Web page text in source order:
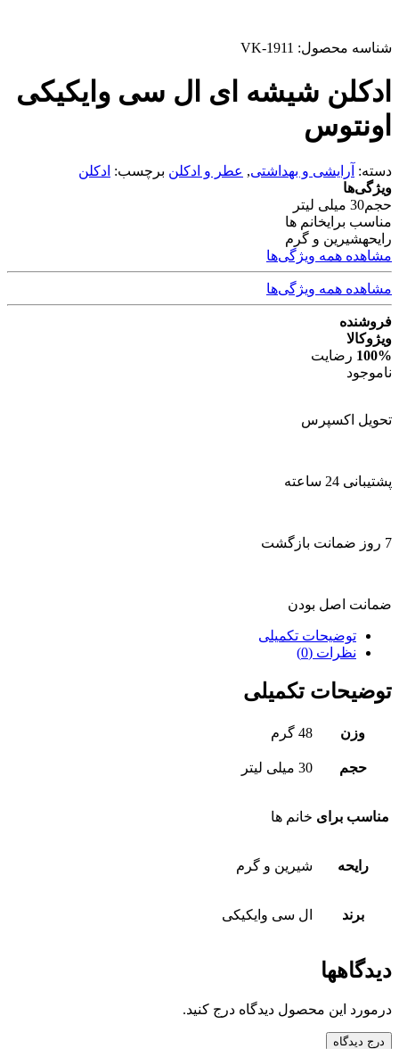
شناسه محصول: VK-1911
ادکلن شیشه ای ال سی وایکیکی
اونتوس
دسته: آرایشی و بهداشتی, عطر و ادکلن برچسب: ادکلن
ویژگی‌ها
حجم30 میلی لیتر
مناسب برایخانم ها
رایحهشیرین و گرم
مشاهده همه ویژگی‌ها
مشاهده همه ویژگی‌ها
فروشنده
ویژوکالا
100% رضایت
ناموجود
تحویل اکسپرس
پشتیبانی 24 ساعته
7 روز ضمانت بازگشت
ضمانت اصل بودن
توضیحات تکمیلی
نظرات (0)
توضیحات تکمیلی
وزن 48 گرم
حجم 30 میلی لیتر
مناسب برای خانم ها
رایحه شیرین و گرم
برند ال سی وایکیکی
دیدگاهها
درمورد این محصول دیدگاه درج کنید.
درج دیدگاه